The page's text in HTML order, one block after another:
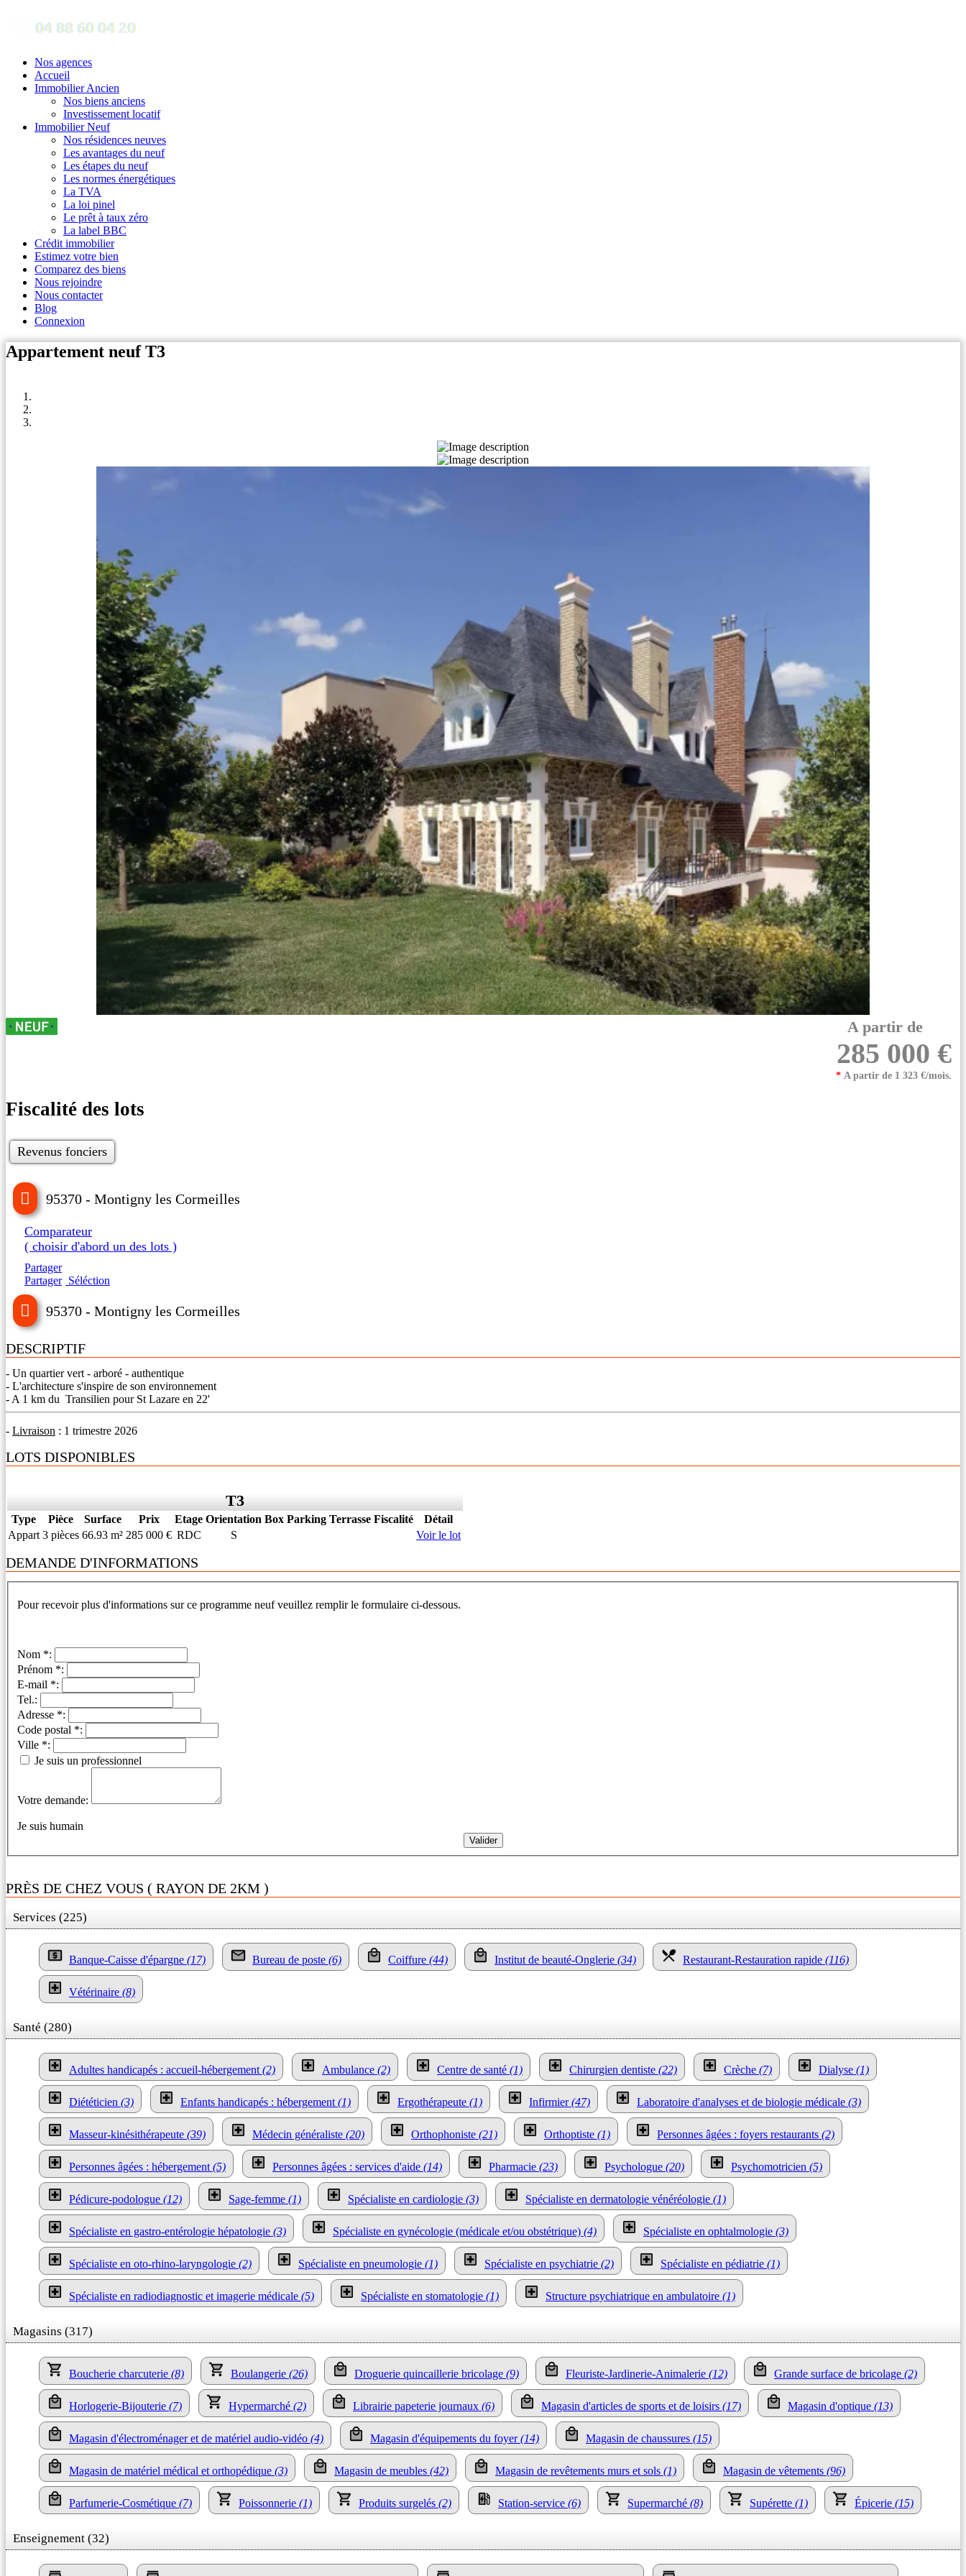
Nos agences
Accueil
Immobilier Ancien
Nos biens anciens
Investissement locatif
Immobilier Neuf
Nos résidences neuves
Les avantages du neuf
Les étapes du neuf
Les normes énergétiques
La TVA
La loi pinel
Le prêt à taux zéro
La label BBC
Crédit immobilier
Estimez votre bien
Comparez des biens
Nous rejoindre
Nous contacter
Blog
Connexion
Appartement neuf T3
A partir de
285 000 €
* A partir de 1 323 €/mois.
Fiscalité des lots
Revenus fonciers
95370 - Montigny les Cormeilles
Comparateur
( choisir d'abord un des lots )
Partager
Partager Séléction
95370 - Montigny les Cormeilles
DESCRIPTIF
- Un quartier vert - arboré - authentique
- L'architecture s'inspire de son environnement
- A 1 km du Transilien pour St Lazare en 22'
- Livraison : 1 trimestre 2026
LOTS DISPONIBLES
T3
Type Pièce Surface Prix Etage Orientation Box Parking Terrasse Fiscalité
Détail
Appart 3 pièces 66.93 m² 285 000 € RDC S Voir le lot
DEMANDE D'INFORMATIONS
Pour recevoir plus d'informations sur ce programme neuf veuillez remplir le formulaire ci-dessous.
Nom *:
Prénom *:
E-mail *:
Tel.:
Adresse *:
Code postal *:
Ville *:
Je suis un professionnel
Votre demande:
Je suis humain
PRÈS DE CHEZ VOUS ( RAYON DE 2KM )
Services (225)
Banque-Caisse d'épargne (17) Bureau de poste (6) Coiffure (44) Institut de beauté-Onglerie (34) Restaurant-Restauration rapide (116)
Vétérinaire (8)
Santé (280)
Adultes handicapés : accueil-hébergement (2) Ambulance (2) Centre de santé (1) Chirurgien dentiste (22) Crèche (7) Dialyse (1)
Diététicien (3) Enfants handicapés : hébergement (1) Ergothérapeute (1) Infirmier(47) Laboratoire d'analyses et de biologie médicale (3)
Masseur-kinésithérapeute (39) Médecin généraliste (20) Orthophoniste (21) Orthoptiste (1) Personnes âgées : foyers restaurants (2)
Personnes âgées : hébergement (5) Personnes âgées : services d'aide (14) Pharmacie (23) Psychologue (20) Psychomotricien (5)
Pédicure-podologue (12) Sage-femme (1) Spécialiste en cardiologie (3) Spécialiste en dermatologie vénéréologie (1)
Spécialiste en gastro-entérologie hépatologie (3) Spécialiste en gynécologie (médicale et/ou obstétrique) (4) Spécialiste en ophtalmologie (3)
Spécialiste en oto-rhino-laryngologie (2) Spécialiste en pneumologie (1) Spécialiste en psychiatrie (2) Spécialiste en pédiatrie (1)
Spécialiste en radiodiagnostic et imagerie médicale (5) Spécialiste en stomatologie (1) Structure psychiatrique en ambulatoire (1)
Magasins (317)
Boucherie charcuterie (8) Boulangerie (26) Droguerie quincaillerie bricolage (9) Fleuriste-Jardinerie-Animalerie (12) Grande surface de bricolage (2)
Horlogerie-Bijouterie (7) Hypermarché (2) Librairie papeterie journaux (6) Magasin d'articles de sports et de loisirs (17) Magasin d'optique (13)
Magasin d'électroménager et de matériel audio-vidéo (4) Magasin d'équipements du foyer(14) Magasin de chaussures (15)
Magasin de matériel médical et orthopédique (3) Magasin de meubles (42) Magasin de revêtements murs et sols (1) Magasin de vêtements (96)
Parfumerie-Cosmétique (7) Poissonnerie (1) Produits surgelés (2) Station-service (6) Supermarché (8) Supérette (1) Épicerie (15)
Enseignement (32)